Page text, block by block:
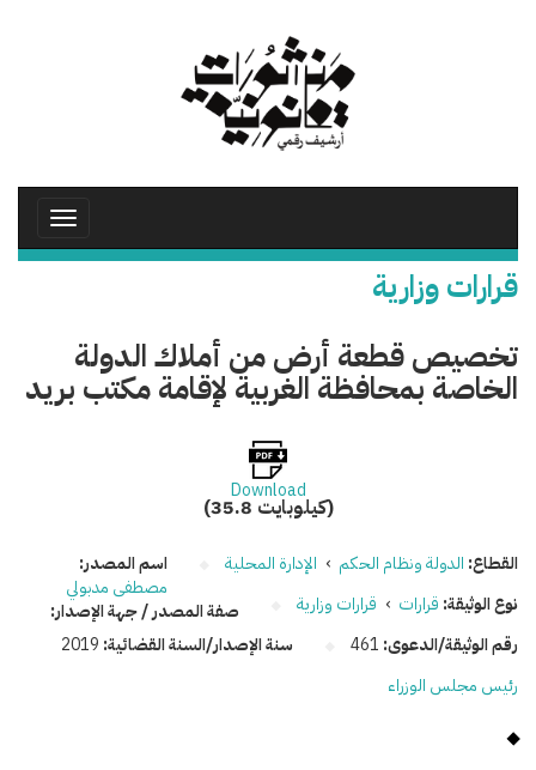
Toggle
قرارات وزارية
تخصيص قطعة أرض من أملاك الدولة
الخاصة بمحافظة الغربية لإقامة مكتب بريد
Download
(35.8 كيلوبايت)
القطاع: الدولة ونظام الحكم › الإدارة المحلية
نوع الوثيقة: قرارات › قرارات وزارية
رقم الوثيقة/الدعوى: 461 سنة الإصدار/السنة القضائية: 2019
اسم المصدر:
مصطفى مدبولي
صفة المصدر / جهة الإصدار:
رئيس مجلس الوزراء